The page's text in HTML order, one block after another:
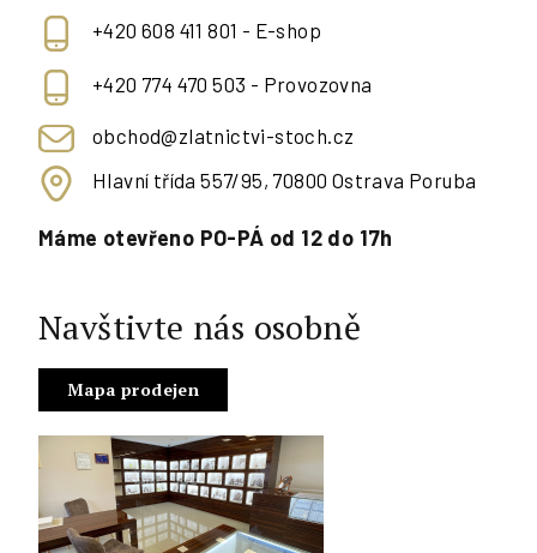
+420 608 411 801 - E-shop
+420 774 470 503 - Provozovna
obchod@zlatnictvi-stoch.cz
Hlavní třída 557/95, 70800 Ostrava Poruba
Máme otevřeno PO-PÁ od 12 do 17h
Navštivte nás osobně
Mapa prodejen